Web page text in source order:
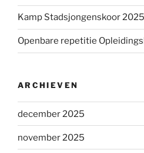
Kamp Stadsjongenskoor 2025
Openbare repetitie
ARCHIEVEN
december 2025
november 2025